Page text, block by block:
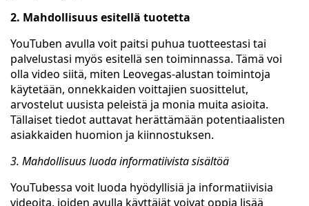
2. Mahdollisuus esitellä tuotetta
YouTuben avulla voit paitsi puhua tuotteestasi tai
palvelustasi myös esitellä sen toiminnassa. Tämä voi
olla video siitä, miten Leovegas-alustan toimintoja
käytetään, onnekkaiden voittajien suosittelut,
arvostelut uusista peleistä ja monia muita asioita.
Tällaiset tiedot auttavat herättämään potentiaalisten
asiakkaiden huomion ja kiinnostuksen.
3. Mahdollisuus luoda informatiivista sisältöä
YouTubessa voit luoda hyödyllisiä ja informatiivisia
videoita, joiden avulla käyttäjät voivat oppia lisää